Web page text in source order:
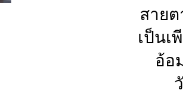
สาย
เป็นเ
อ้อ